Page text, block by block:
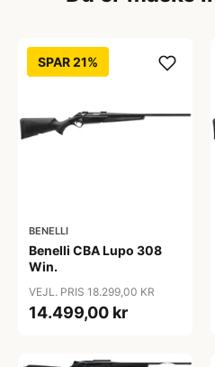
SPAR 21%
BENELLI
Benelli CBA Lupo 308
Win.
VEJL. PRIS 18.299,00 KR
14.499,00 kr